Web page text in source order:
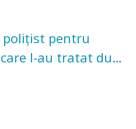
polițist pentru
l-au tratat după